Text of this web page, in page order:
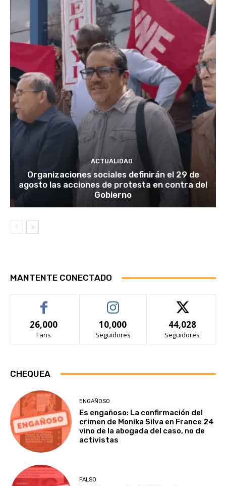
ACTUALIDAD
Organizaciones sociales definirán el 29 de
agosto las acciones de protesta en contra del
Gobierno
MANTENTE CONECTADO
26,000
Fans
10,000
Seguidores
44,028
Seguidores
CHEQUEA
ENGAÑOSO
Es engañoso: La confirmación del
crimen de Monika Silva en France 24
vino de la abogada del caso, no de
activistas
FALSO